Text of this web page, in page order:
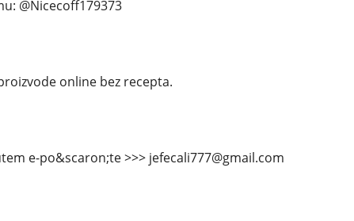
@Nicecoff179373
online bez recepta.
e-po&scaron;te >>> jefecali777@gmail.com